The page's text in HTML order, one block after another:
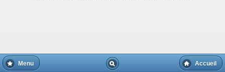
Menu Accueil